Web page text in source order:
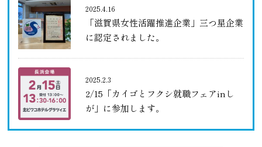
2025.4.16
「滋賀県女性活躍推進企業」三つ星企業
に認定されました。
2025.2.3
2/15「カイゴとフクシ就職フェアinし
が」に参加します。